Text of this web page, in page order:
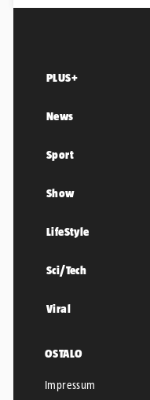
PLUS+
News
Sport
Show
LifeStyle
Sci/Tech
Viral
OSTALO
Impressum